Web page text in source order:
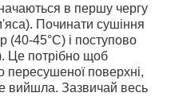
в першу чергу
Починати сушіння
(40-45°С) і поступово
Це потрібно щоб
пересушеної поверхні,
вийшла. Зазвичай весь